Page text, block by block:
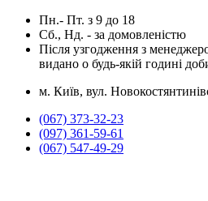
Пн.- Пт. з 9 до 18
Сб., Нд. - за домовленістю
Після узгодження з
видано о будь-якій годині
м. Київ, вул.
(067) 373-32-23
(097) 361-59-61
(067) 547-49-29